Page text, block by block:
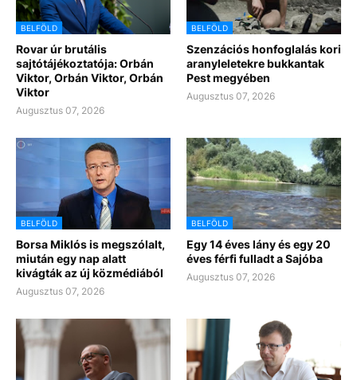
BELFÖLD
Rovar úr brutális
sajtótájékoztatója: Orbán
Viktor, Orbán Viktor, Orbán
Viktor
Augusztus 07, 2026
BELFÖLD
Szenzációs honfoglalás kori
aranyleletekre bukkantak
Pest megyében
Augusztus 07, 2026
BELFÖLD
Borsa Miklós is megszólalt,
miután egy nap alatt
kivágták az új közmédiából
Augusztus 07, 2026
BELFÖLD
Egy 14 éves lány és egy 20
éves férfi fulladt a Sajóba
Augusztus 07, 2026